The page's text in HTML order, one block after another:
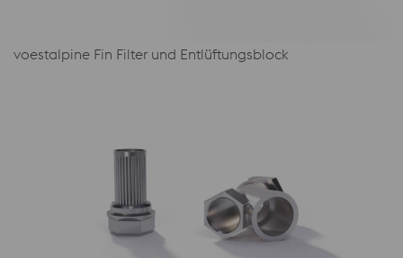
voestalpine Fin Filter und Entlüftungsblock